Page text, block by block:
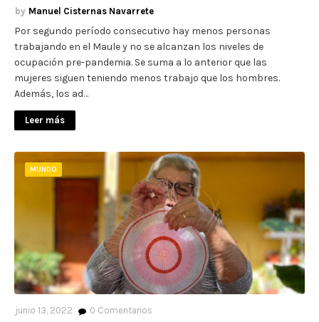
Manuel Cisternas Navarrete
Por segundo período consecutivo hay menos personas
trabajando en el Maule y no se alcanzan los niveles de
ocupación pre-pandemia. Se suma a lo anterior que las
mujeres siguen teniendo menos trabajo que los hombres.
Además, los ad…
Leer más
MUNDO
junio 13, 2022 0 Comentarios